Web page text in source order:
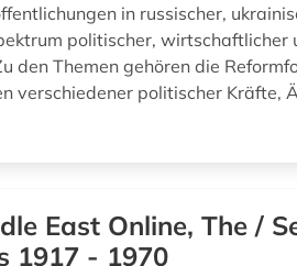
in russischer,
politischer,
den Themen gehören die
verschiedener politischer Kräfte,
East Online, The /
1917 - 1970